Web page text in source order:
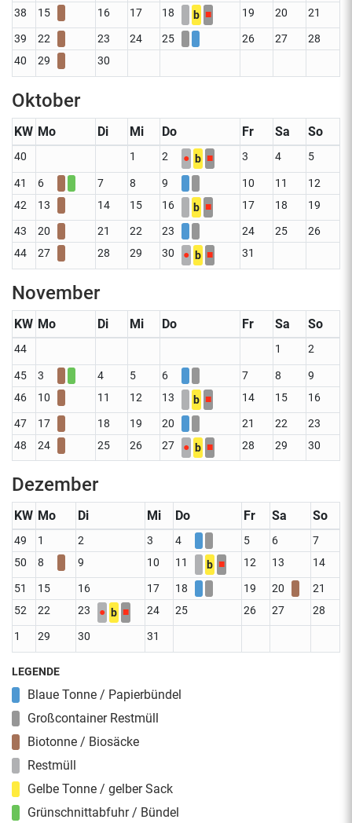
38 15 16 17 18 b ■ 19 20 21
39 22 23 24 25 26 27
28
40
29 30
Oktober
KW Mo Di Mi Do Fr Sa So
40 1 2 ● b ■ 3 4 5
41 6 7 8 9 10 11
12
42
13 14 15 16 b ■ 17 18 19
43 20 21 22 23 24 25
26
44
27 28 29 30 ● b ■ 31
November
KW Mo Di Mi Do Fr Sa So
44 1 2
45 3 4 5 6 7 8
9
46
10 11 12 13 b ■ 14 15 16
47 17 18 19 20 21 22
23
48
24 25 26 27 ● b ■ 28 29 30
Dezember
KW Mo Di Mi Do Fr Sa So
49 1 2 3 4 5 6
7
50
8 9 10 11 b ■ 12 13 14
51 15 16 17 18 19 20
21
52
22 23 ● b ■ 24 25 26 27 28
1 29 30 31
LEGENDE
Blaue Tonne / Papierbündel
Großcontainer Restmüll
Biotonne / Biosäcke
Restmüll
Gelbe Tonne / gelber Sack
Grünschnittabfuhr / Bündel